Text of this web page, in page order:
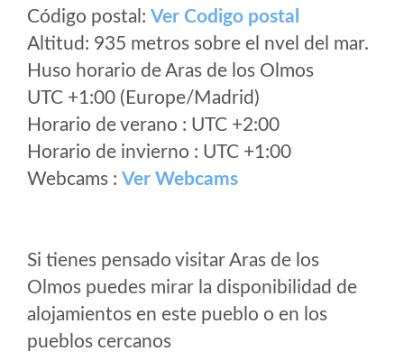
Código postal: Ver Codigo postal
Altitud: 935 metros sobre el nvel del mar.
Huso horario de Aras de los Olmos
UTC +1:00 (Europe/Madrid)
Horario de verano : UTC +2:00
Horario de invierno : UTC +1:00
Webcams : Ver Webcams
Si tienes pensado visitar Aras de los
Olmos puedes mirar la disponibilidad de
alojamientos en este pueblo o en los
pueblos cercanos